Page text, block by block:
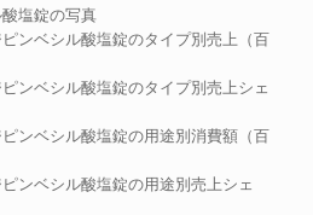
塩錠の写真
ンベシル酸塩錠のタイプ別売上（百
ンベシル酸塩錠のタイプ別売上シェ
ンベシル酸塩錠の用途別消費額（百
ンベシル酸塩錠の用途別売上シェ